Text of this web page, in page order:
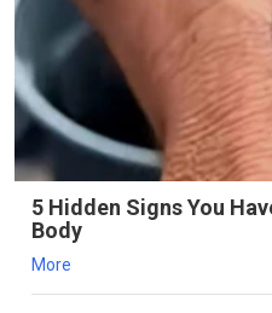
5 Hidden Signs You
Body
More